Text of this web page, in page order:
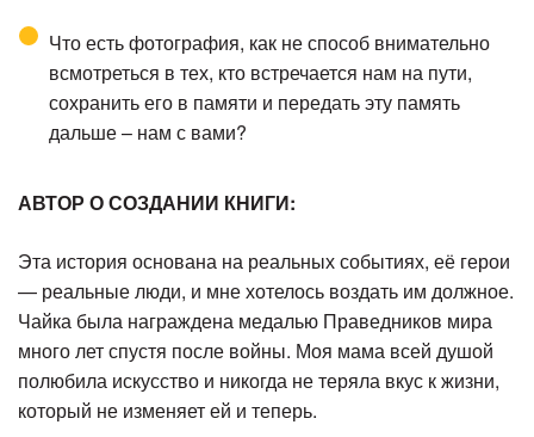
Что есть фотография, как не способ внимательно
всмотреться в тех, кто встречается нам на пути,
сохранить его в памяти и передать эту память
дальше – нам с вами?
АВТОР О СОЗДАНИИ КНИГИ:
Эта история основана на реальных событиях, её герои
— реальные люди, и мне хотелось воздать им должное.
Чайка была награждена медалью Праведников мира
много лет спустя после войны. Моя мама всей душой
полюбила искусство и никогда не теряла вкус к жизни,
который не изменяет ей и теперь.